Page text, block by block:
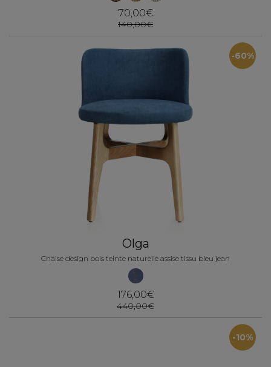
70,00€
140,00€
-60%
Olga
Chaise design bois teinte naturelle assise tissu bleu jean
176,00€
440,00€
-10%